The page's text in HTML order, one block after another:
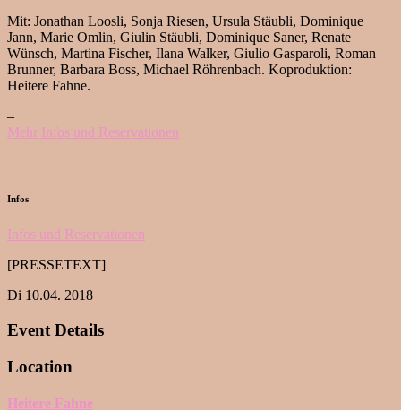
Mit: Jonathan Loosli, Sonja Riesen, Ursula Stäubli, Dominique
Jann, Marie Omlin, Giulin Stäubli, Dominique Saner, Renate
Wünsch, Martina Fischer, Ilana Walker, Giulio Gasparoli, Roman
Brunner, Barbara Boss, Michael Röhrenbach. Koproduktion:
Heitere Fahne.
–
Mehr Infos und Reservationen
Infos
Infos und Reservationen
[PRESSETEXT]
Di 10.04. 2018
Event Details
Location
Heitere Fahne